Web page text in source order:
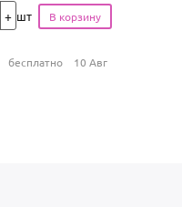
шт
бесплатно 10 Авг